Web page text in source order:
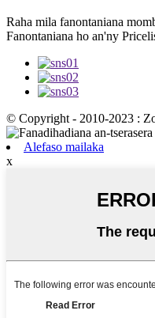
Raha mila fanontaniana
Fanontaniana ho an'ny
© Copyright - 2010-2023 :
Alefaso mailaka
x